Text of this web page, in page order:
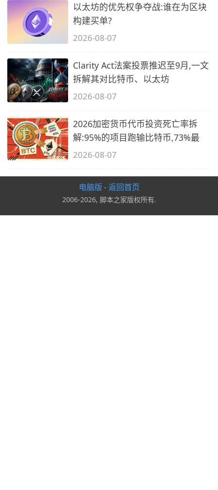
以太坊的优先权争夺战:谁在为区块
构建买单?
2026-08-07
Clarity Act法案投票推迟至9月,一文
拆解其对比特币、以太坊
2026-08-07
2026加密货币代币投资死亡率拆
解:95%的项目跑输比特币,73%最
2026-08-07
电脑版 - 返回首页
2006-2026, 脚本之家版权所有.